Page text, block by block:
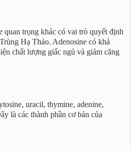
quan trọng khác có vai trò quyết định
Hạ Thảo. Adenosine có khả
chất lượng giấc ngủ và giảm căng
uracil, thymine, adenine,
là các thành phần cơ bản của